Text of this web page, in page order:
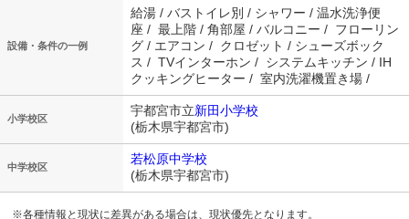
設備・条件の一例
給湯 / バストイレ別 / シャワー / 温水洗浄便
座 / 最上階 / 角部屋 / バルコニー / フローリン
グ / エアコン / クロゼット / シューズボック
ス / TVインターホン / システムキッチン / IH
クッキングヒーター / 室内洗濯機置き場 /
小学校区
宇都宮市立新田小学校
(栃木県宇都宮市)
中学校区
若松原中学校
(栃木県宇都宮市)
※各種情報と現状に差異がある場合は、現状優先となります。